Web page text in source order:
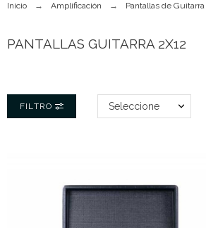
Inicio Amplificación Pantallas de Guitarra
PANTALLAS GUITARRA 2X12
FILTRO Seleccione